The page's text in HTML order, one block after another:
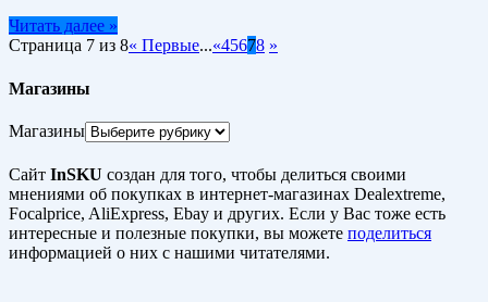
Читать далее »
Страница 7 из 8« Первые...«45678 »
Магазины
Магазины
Сайт InSKU создан для того, чтобы делиться своими
мнениями об покупках в интернет-магазинах Dealextreme,
Focalprice, AliExpress, Ebay и других. Если у Вас тоже есть
интересные и полезные покупки, вы можете поделиться
информацией о них с нашими читателями.